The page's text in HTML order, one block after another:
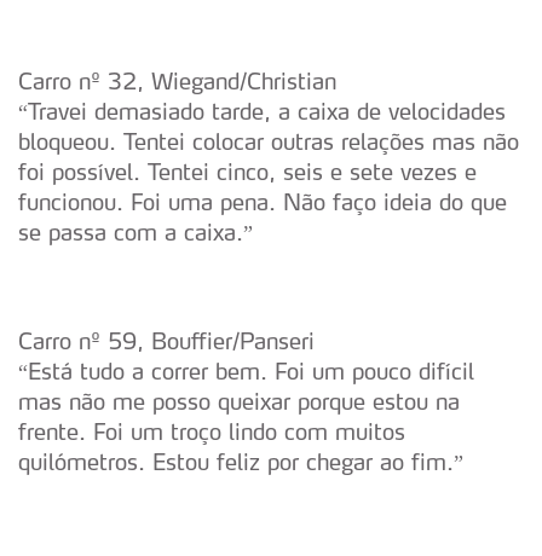
O ACP garantirá que as transferências internacionais de
dados pessoais serão realizadas apenas com o seu
consentimento e quando tal se afigure estritamente
necessário no contexto dos serviços a prestar.
disponibilizados.
Consulte a política de cookies do site.
Carro nº 32, Wiegand/Christian
“Travei demasiado tarde, a caixa de velocidades
bloqueou. Tentei colocar outras relações mas não
foi possível. Tentei cinco, seis e sete vezes e
funcionou. Foi uma pena. Não faço ideia do que
se passa com a caixa.”
Carro nº 59, Bouffier/Panseri
“Está tudo a correr bem. Foi um pouco difícil
mas não me posso queixar porque estou na
frente. Foi um troço lindo com muitos
quilómetros. Estou feliz por chegar ao fim.”